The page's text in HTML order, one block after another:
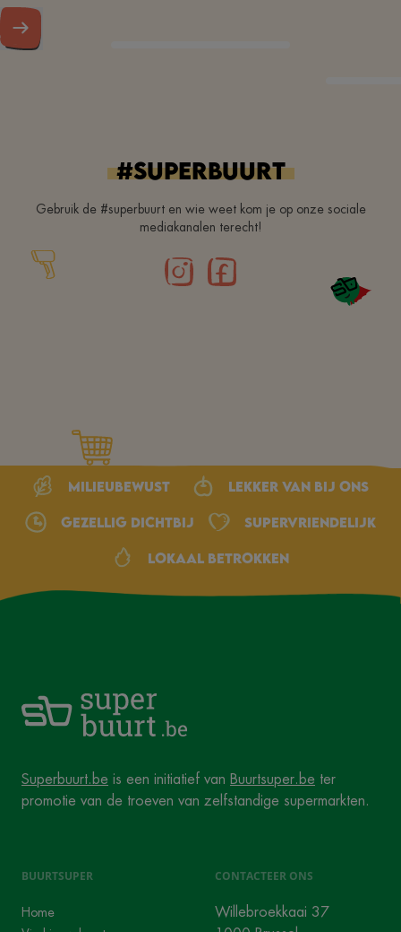
#superbuurt
Gebruik de #superbuurt en wie weet kom je op onze sociale
mediakanalen terecht!
Milieubewust Lekker van bij ons
Gezellig dichtbij Supervriendelijk
Lokaal betrokken
Superbuurt.be is een initiatief van Buurtsuper.be ter
promotie van de troeven van zelfstandige supermarkten.
BUURTSUPER
Home
CONTACTEER ONS
Willebroekkaai 37